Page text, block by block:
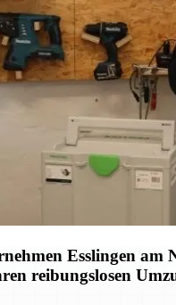
Esslingen am
reibungslosen